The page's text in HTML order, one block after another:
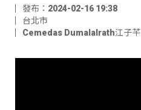
發布：2024-02-16 19:38
台北市
Cemedas Dumalalrath江子芊